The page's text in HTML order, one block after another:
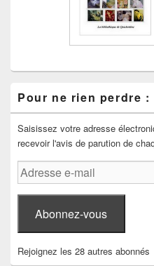
Pour ne rien perdre
Saisissez votre adresse
recevoir l'avis de parution de
Adresse
e-
mail
Abonnez-vous
Rejoignez les 28 autres abonnés